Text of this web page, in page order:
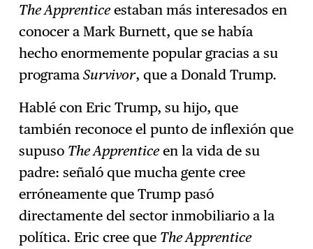
The Apprenticeestaban más interesados en
conocer a Mark Burnett, que se había
hecho enormemente popular gracias a su
programaSurvivor, que a Donald Trump.
Hablé con Eric Trump, su hijo, que
también reconoce el punto de inflexión que
supuso The Apprenticeen la vida de su
padre: señaló que mucha gente cree
erróneamente que Trump pasó
directamente del sector inmobiliario a la
política. Eric cree que The Apprentice